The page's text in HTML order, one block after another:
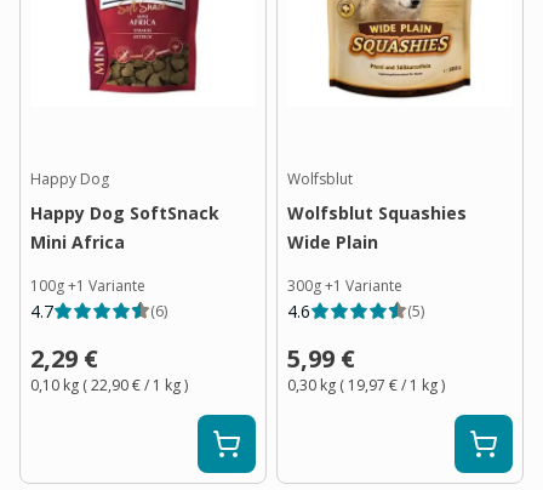
Happy Dog
Happy Dog SoftSnack
Mini Africa
100g+1 Variante
4.7 (6)
2,29 €
0,10 kg (22,90 €/ 1 kg)
Wolfsblut
Wolfsblut Squashies
Wide Plain
300g+1 Variante
4.6 (5)
5,99 €
0,30 kg ( 19,97 €/ 1 kg)